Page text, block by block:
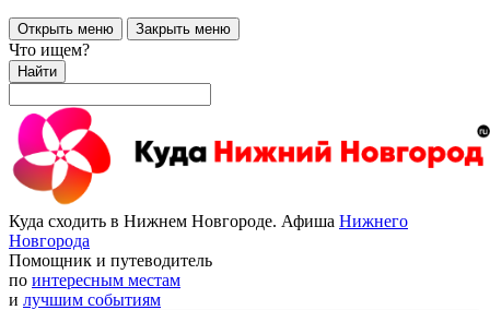
Открыть меню Закрыть меню
Что ищем?
Найти
Куда сходить в Нижнем Новгороде. Афиша Нижнего
Новгорода
Помощник и путеводитель
по интересным местам
и лучшим событиям